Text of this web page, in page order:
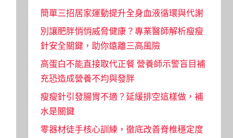
簡單三招居家運動提升全身血液循環與代謝
別讓肥胖悄悄威脅健康？專業醫師解析瘦瘦
針安全關鍵，助你遠離三高風險
高蛋白不能直接取代正餐 營養師示警盲目補
充恐造成營養不均與發胖
瘦瘦針引發腸胃不適？延緩排空這樣做，補
水是關鍵
零器材徒手核心訓練，徹底改善脊椎穩定度